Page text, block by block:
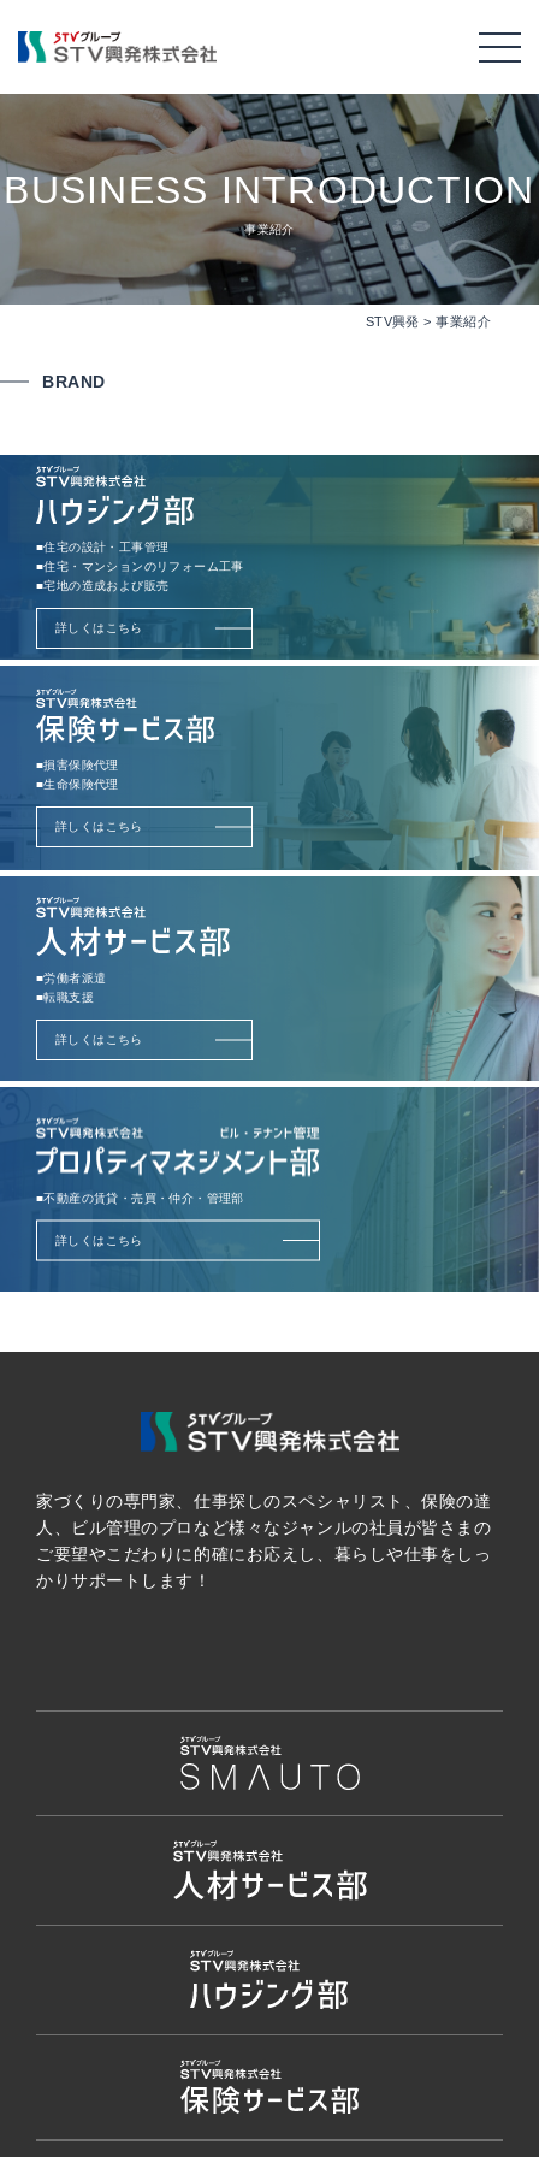
BUSINESS INTRODUCTION
事業紹介
STV興発 >事業紹介
BRAND
■住宅の設計・工事管理
■住宅・マンションのリフォーム工事
■宅地の造成および販売
詳しくはこちら
■損害保険代理
■生命保険代理
詳しくはこちら
■労働者派遣
■転職支援
詳しくはこちら
■不動産の賃貸・売買・仲介・管理部
詳しくはこちら
家づくりの専門家、仕事探しのスペシャリスト、保険の達
人、ビル管理のプロなど様々なジャンルの社員が皆さまの
ご要望やこだわりに的確にお応えし、暮らしや仕事をしっ
かりサポートします！